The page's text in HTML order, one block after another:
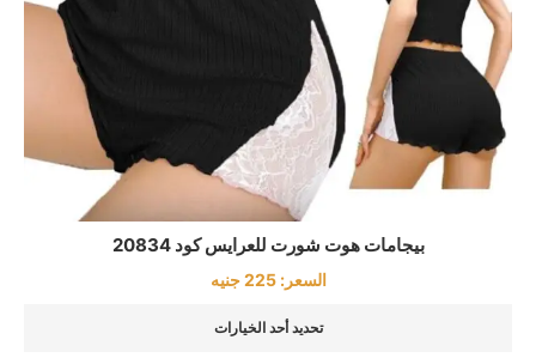
بيجامات هوت شورت للعرايس كود 20834
السعر:225 جنيه
تحديد أحد الخيارات